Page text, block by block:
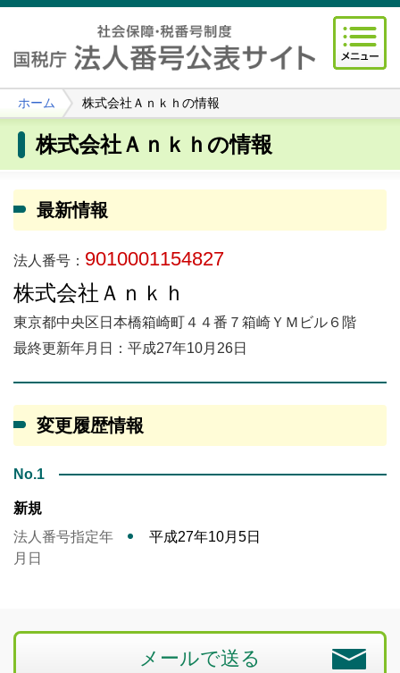
ホーム 株式会社Ａｎｋｈの情報
株式会社Ａｎｋｈの情報
最新情報
法人番号： 9010001154827
株式会社Ａｎｋｈ
東京都中央区日本橋箱崎町４４番７箱崎ＹＭビル６階
最終更新年月日：平成27年10月26日
変更履歴情報
No.1
新規
法人番号指定年
月日
平成27年10月5日
メールで送る